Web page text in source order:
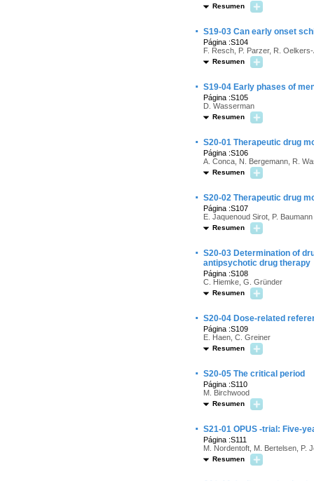
Resumen
· S19-03 Can early onset
Página :S104
F. Resch, P. Parzer, R.
Resumen
· S19-04 Early phases of
Página :S105
D. Wasserman
Resumen
· S20-01 Therapeutic drug
Página :S106
A. Conca, N. Bergemann, R.
Resumen
· S20-02 Therapeutic drug
Página :S107
E. Jaquenoud Sirot, P. Baumann
Resumen
· S20-03 Determination of
antipsychotic drug therapy
Página :S108
C. Hiemke, G. Gründer
Resumen
· S20-04 Dose-related
Página :S109
E. Haen, C. Greiner
Resumen
· S20-05 The critical period
Página :S110
M. Birchwood
Resumen
· S21-01 OPUS -trial: Five-
Página :S111
M. Nordentoft, M. Bertelsen, P.
Resumen